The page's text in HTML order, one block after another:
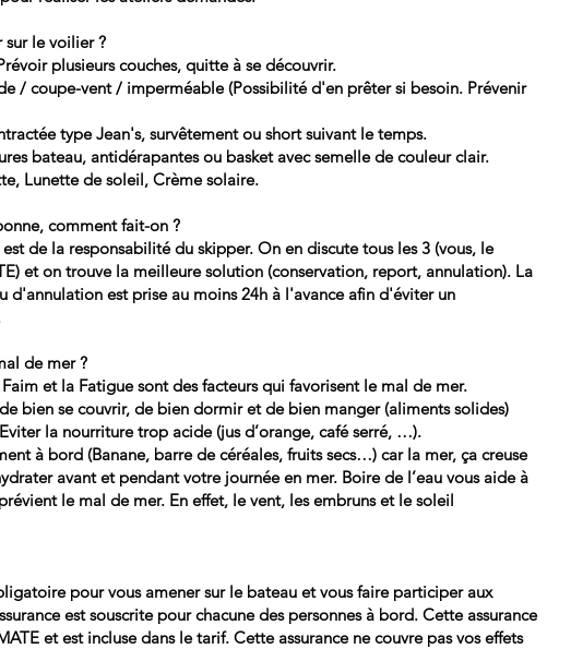
le voilier ?
plusieurs couches, quitte à se découvrir.
/ coupe-vent / imperméable (Possibilité d'en prêter si besoin. Prévenir
type Jean's, survêtement ou short suivant le temps.
bateau, antidérapantes ou basket avec semelle de couleur clair.
Lunette de soleil, Crème solaire.
comment fait-on ?
de la responsabilité du skipper. On en discute tous les 3 (vous, le
et on trouve la meilleure solution (conservation, report, annulation). La
d'annulation est prise au moins 24h à l'avance afin d'éviter un
de mer ?
et la Fatigue sont des facteurs qui favorisent le mal de mer.
bien se couvrir, de bien dormir et de bien manger (aliments solides)
la nourriture trop acide (jus d’orange, café serré, …).
à bord (Banane, barre de céréales, fruits secs…) car la mer, ça creuse
avant et pendant votre journée en mer. Boire de l’eau vous aide à
le mal de mer. En effet, le vent, les embruns et le soleil
pour vous amener sur le bateau et vous faire participer aux
est souscrite pour chacune des personnes à bord. Cette assurance
et est incluse dans le tarif. Cette assurance ne couvre pas vos effets